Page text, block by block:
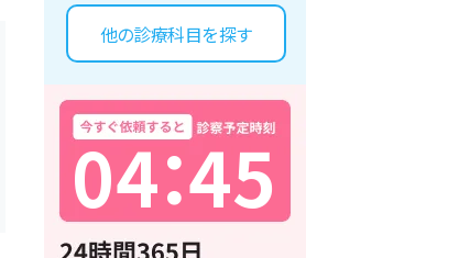
他の診療科目を探す
04：
45